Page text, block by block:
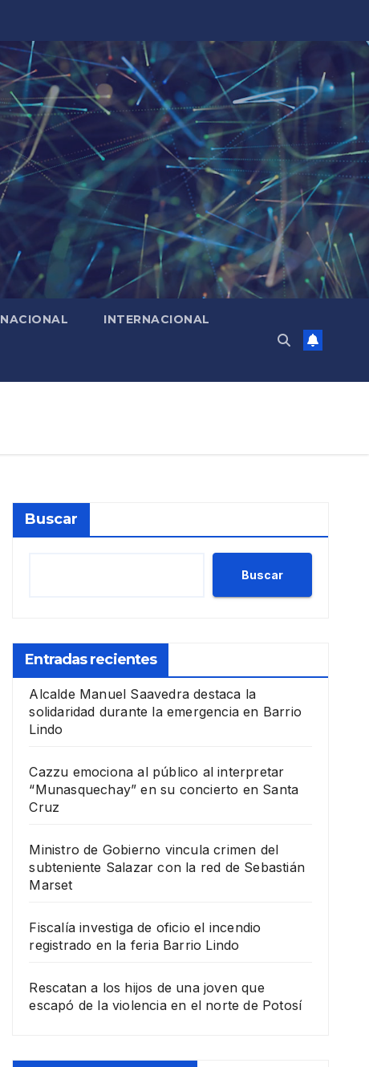
NACIONAL INTERNACIONAL
Buscar
Buscar
Entradas recientes
Alcalde Manuel Saavedra destaca la
solidaridad durante la emergencia en Barrio
Lindo
Cazzu emociona al público al interpretar
“Munasquechay” en su concierto en Santa
Cruz
Ministro de Gobierno vincula crimen del
subteniente Salazar con la red de Sebastián
Marset
Fiscalía investiga de oficio el incendio
registrado en la feria Barrio Lindo
Rescatan a los hijos de una joven que
escapó de la violencia en el norte de Potosí